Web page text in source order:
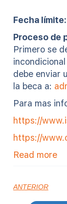
Fecha límite:
Proceso de
Primero se
debe enviar
la beca a:
Para mas
https://
https://
Read more
ANTERIOR